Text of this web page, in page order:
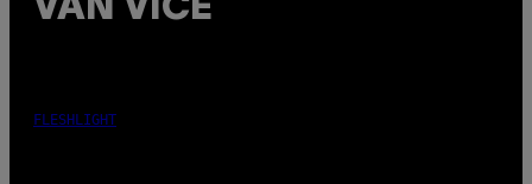
VAN VICE
FLESHLIGHT